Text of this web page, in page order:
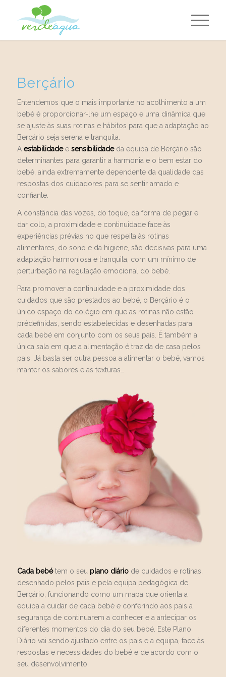
Berçário
Entendemos que o mais importante no acolhimento a um
bebé é proporcionar-lhe um espaço e uma dinâmica que
se ajuste às suas rotinas e hábitos para que a adaptação ao
Berçário seja serena e tranquila.
A estabilidadee sensibilidadeda equipa de Berçário são
determinantes para garantir a harmonia e o bem estar do
bebé, ainda extremamente dependente da qualidade das
respostas dos cuidadores para se sentir amado e
confiante.
A constância das vozes, do toque, da forma de pegar e
dar colo, a proximidade e continuidade face às
experiências prévias no que respeita às rotinas
alimentares, do sono e da higiene, são decisivas para uma
adaptação harmoniosa e tranquila, com um mínimo de
perturbação na regulação emocional do bebé.
Para promover a continuidade e a proximidade dos
cuidados que são prestados ao bebé, o Berçário é o
único espaço do colégio em que as rotinas não estão
prédefinidas, sendo estabelecidas e desenhadas para
cada bebé em conjunto com os seus pais. É também a
única sala em que a alimentação é trazida de casa pelos
pais. Já basta ser outra pessoa a alimentar o bebé, vamos
manter os sabores e as texturas…
Cada bebétem o seu plano diáriode cuidados e rotinas,
desenhado pelos pais e pela equipa pedagógica de
Berçário, funcionando como um mapa que orienta a
equipa a cuidar de cada bebé e conferindo aos pais a
segurança de continuarem a conhecer e a antecipar os
diferentes momentos do dia do seu bebé. Este Plano
Diário vai sendo ajustado entre os pais e a equipa, face às
respostas e necessidades do bebé e de acordo com o
seu desenvolvimento.